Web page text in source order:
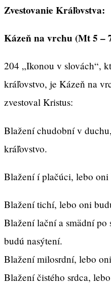
Zvestovanie Kráľovstva:
Kázeň na vrchu (Mt 5 –
204 „Ikonou v slovách“,
kráľovstvo, je Kázeň na
zvestoval Kristus:
Blažení chudobní v
kráľovstvo.
Blažení í plačúci, lebo oni
Blažení tichí, lebo oni
Blažení lační a smädní po
budú nasýtení.
Blažení milosrdní, lebo
Blažení čistého srdca,